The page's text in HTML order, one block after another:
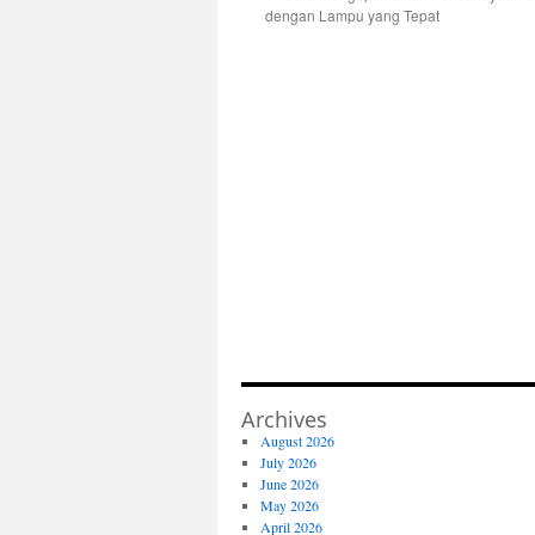
dengan Lampu yang Tepat
Archives
August 2026
July 2026
June 2026
May 2026
April 2026